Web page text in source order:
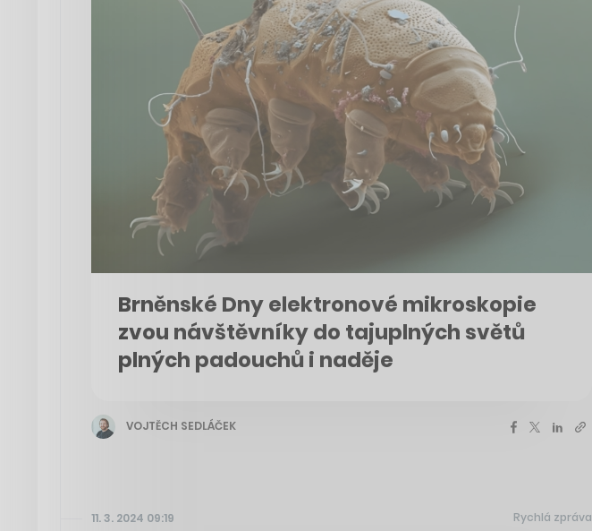
Brněnské Dny elektronové mikroskopie
zvou návštěvníky do tajuplných světů
plných padouchů i naděje
VOJTĚCH SEDLÁČEK
11. 3. 2024 09:19 Rychlá zpráva